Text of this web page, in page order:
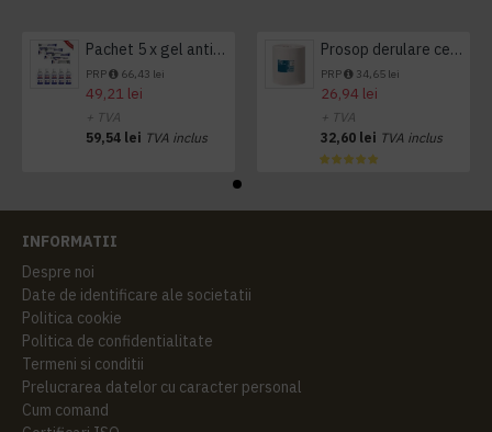
Pachet 5 x gel antibacterian 50ml si 3 x Servetele antibacteriene 48 buc Hygienium
PRP 66,43 lei
49,21 lei
+ TVA
59,54 lei TVA inclus
Prosop derulare centrala 1 pliu, 300 m Tork
PRP 34,65 lei
26,94 lei
+ TVA
32,60 lei TVA inclus
INFORMATII
Despre noi
Date de identificare ale societatii
Politica cookie
Politica de confidentialitate
Termeni si conditii
Prelucrarea datelor cu caracter personal
Cum comand